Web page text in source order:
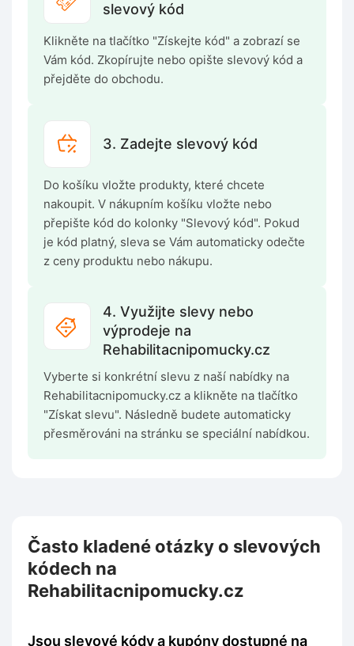
slevový kód
Klikněte na tlačítko "Získejte kód" a zobrazí se
Vám kód. Zkopírujte nebo opište slevový kód a
přejděte do obchodu.
3. Zadejte slevový kód
Do košíku vložte produkty, které chcete
nakoupit. V nákupním košíku vložte nebo
přepište kód do kolonky "Slevový kód". Pokud
je kód platný, sleva se Vám automaticky odečte
z ceny produktu nebo nákupu.
4. Využijte slevy nebo
výprodeje na
Rehabilitacnipomucky.cz
Vyberte si konkrétní slevu z naší nabídky na
Rehabilitacnipomucky.cz a klikněte na tlačítko
"Získat slevu". Následně budete automaticky
přesměrováni na stránku se speciální nabídkou.
Často kladené otázky o slevových
kódech na
Rehabilitacnipomucky.cz
Jsou slevové kódy a kupóny dostupné na